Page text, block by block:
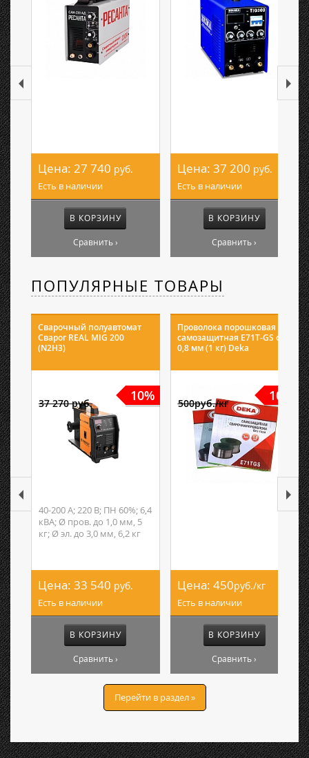
Цена: 27 740 руб.
Есть в наличии
В КОРЗИНУ
Сравнить ›
Цена: 37 200 руб.
Есть в наличии
В КОРЗИНУ
Сравнить ›
ПОПУЛЯРНЫЕ ТОВАРЫ
Сварочный полуавтомат
Сварог REAL MIG 200
(N2H3)
10%
37 270 руб.
40-200 А; 220 В; ПН 60%; 6,4
кВА; Ø пров. до 1,0 мм, 5
кг; Ø эл. до 3,0 мм, 6,2 кг
Цена: 33 540 руб.
Есть в наличии
В КОРЗИНУ
Сравнить ›
Проволока порошковая
самозащитная E71T-GS ф
0,8 мм (1 кг) Deka
10%
500руб./кг
Цена: 450руб./кг
Есть в наличии
В КОРЗИНУ
Сравнить ›
Перейти в раздел »